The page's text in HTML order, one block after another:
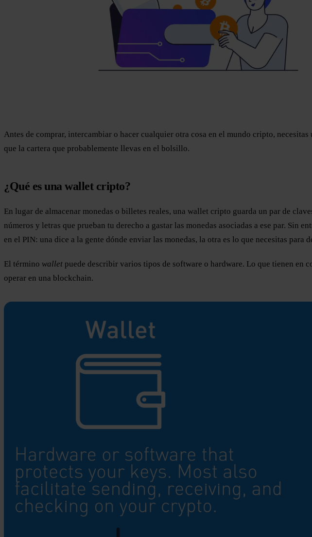
Antes de comprar, intercambiar o hacer cualquier otra cosa en el mundo cripto,
que la cartera que probablemente llevas en el bolsillo.
¿Qué es una wallet cripto?
En lugar de almacenar monedas o billetes reales, una wallet cripto guarda un par de
números y letras que prueban tu derecho a gastar las monedas asociadas a ese par. Sin
en el PIN: una dice a la gente dónde enviar las monedas, la otra es lo que necesitas para
El término wallet puede describir varios tipos de software o hardware. Lo que tienen en
operar en una blockchain.